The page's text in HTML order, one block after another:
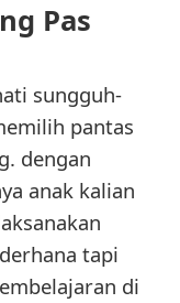
Pas
sungguh-
pantas
dengan
anak kalian
tapi
di